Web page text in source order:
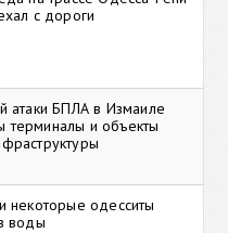
с дороги
атаки БПЛА в Измаиле
терминалы и объекты
некоторые одесситы
воды